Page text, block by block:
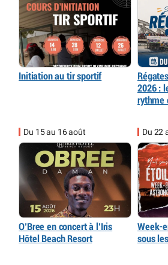
Initiation au tir sportif
2026 :
rythme
Du 15 au 16 août
O’Bree en concert à l’Iris
Hôtel Beach Resort
Du 22
Week-
sous